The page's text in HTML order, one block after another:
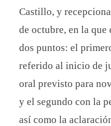
Castillo, y
de octubre, en la que
dos puntos: el
referido al inicio de
oral previsto para
y el segundo con la
así como la